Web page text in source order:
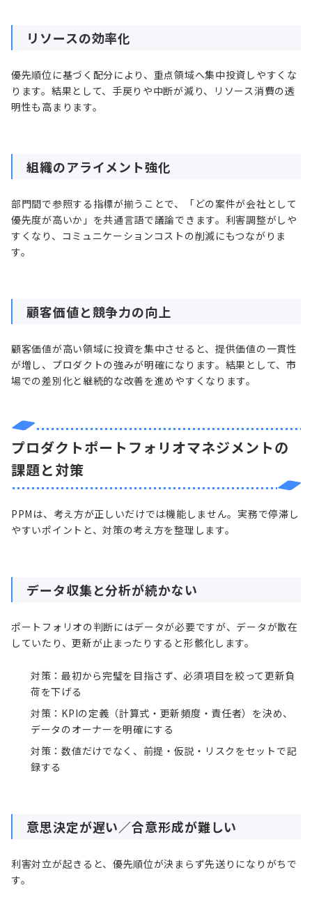
リソースの効率化
優先順位に基づく配分により、重点領域へ集中投資しやすくな
ります。結果として、手戻りや中断が減り、リソース消費の透
明性も高まります。
組織のアライメント強化
部門間で参照する指標が揃うことで、「どの案件が会社として
優先度が高いか」を共通言語で議論できます。利害調整がしや
すくなり、コミュニケーションコストの削減にもつながりま
す。
顧客価値と競争力の向上
顧客価値が高い領域に投資を集中させると、提供価値の一貫性
が増し、プロダクトの強みが明確になります。結果として、市
場での差別化と継続的な改善を進めやすくなります。
プロダクトポートフォリオマネジメントの
課題と対策
PPMは、考え方が正しいだけでは機能しません。実務で停滞し
やすいポイントと、対策の考え方を整理します。
データ収集と分析が続かない
ポートフォリオの判断にはデータが必要ですが、データが散在
していたり、更新が止まったりすると形骸化します。
対策：最初から完璧を目指さず、必須項目を絞って更新負
荷を下げる
対策：KPIの定義（計算式・更新頻度・責任者）を決め、
データのオーナーを明確にする
対策：数値だけでなく、前提・仮説・リスクをセットで記
録する
意思決定が遅い／合意形成が難しい
利害対立が起きると、優先順位が決まらず先送りになりがちで
す。